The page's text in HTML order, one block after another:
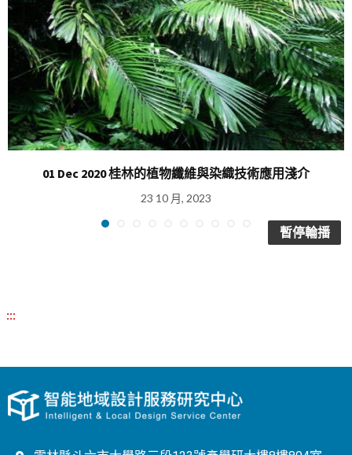
01 Dec 2020 桂林的植物纖維與染織技術應用淺介
23 10 月, 2023
暫停輪播
:::